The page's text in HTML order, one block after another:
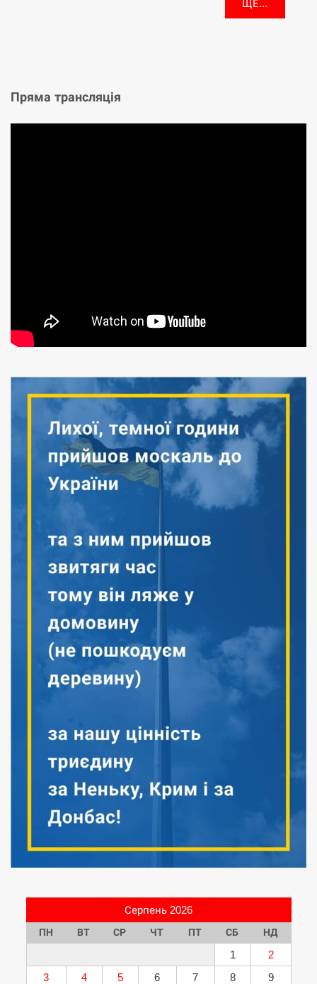
ЩЕ...
Пряма трансляція
Серпень 2026
ПН ВТ СР ЧТ ПТ СБ НД
1
2
3
4 5 6 7 8
9